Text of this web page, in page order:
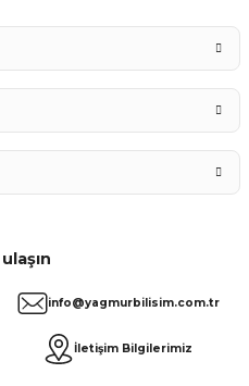
info@yagmurbilisim.com.tr
İletişim Bilgilerimiz